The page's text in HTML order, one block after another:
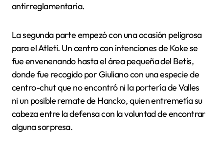
antirreglamentaria.
La segunda parte empezó con una ocasión peligrosa
para el Atleti. Un centro con intenciones de Koke se
fue envenenando hasta el área pequeña del Betis,
donde fue recogido por Giuliano con una especie de
centro-chut que no encontró ni la portería de Valles
ni un posible remate de Hancko, quien entremetía su
cabeza entre la defensa con la voluntad de encontrar
alguna sorpresa.